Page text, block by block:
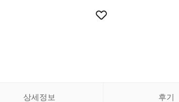
상세정보 후기